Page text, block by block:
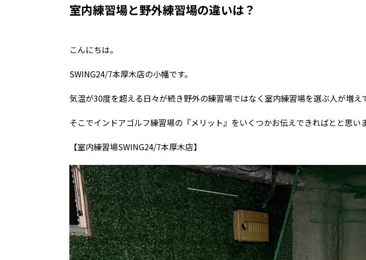
室内練習場と野外練習場の違いは？
こんにちは。
SWING24/7本厚木店の小幡です。
気温が30度を超える日々が続き野外の練習場ではなく室内練習場を選ぶ人が増え
そこでインドアゴルフ練習場の『メリット』をいくつかお伝えできればとと思いま
【室内練習場SWING24/7本厚木店】